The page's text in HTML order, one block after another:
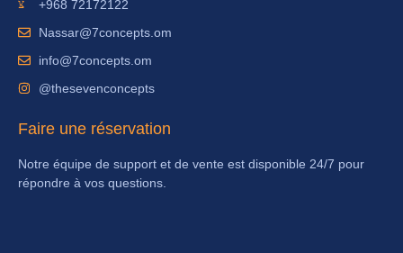
+968 72172122
Nassar@7concepts.om
info@7concepts.om
@thesevenconcepts
Faire une réservation
Notre équipe de support et de vente est disponible 24/7 pour
répondre à vos questions.